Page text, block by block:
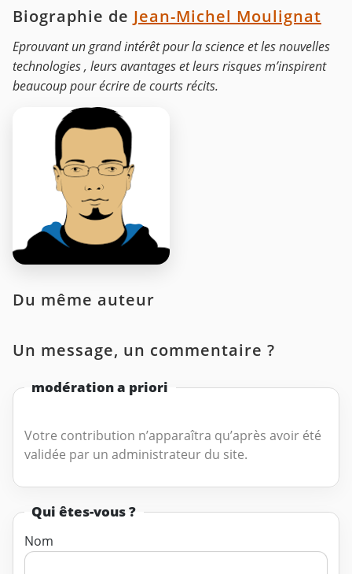
Biographie de Jean-Michel Moulignat
Eprouvant un grand intérêt pour la science et les nouvelles
technologies , leurs avantages et leurs risques m’inspirent
beaucoup pour écrire de courts récits.
Du même auteur
Un message, un commentaire ?
modération a priori
Votre contribution n’apparaîtra qu’après avoir été
validée par un administrateur du site.
Qui êtes-vous ?
Nom